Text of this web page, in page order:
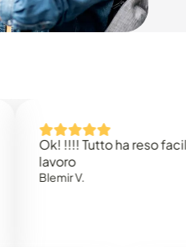
Ok! !!!! Tutto ha reso facile il mio
Blemir V.